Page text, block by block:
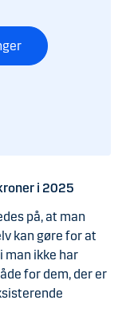
i 2025
på, at man
kan gøre for at
man ikke har
for dem, der er